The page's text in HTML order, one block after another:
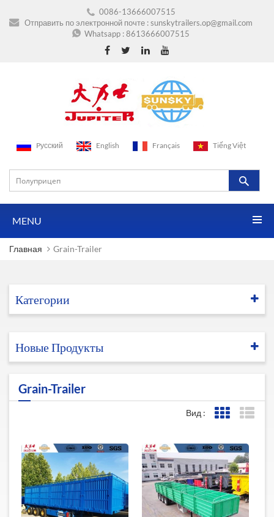
0086-13666007515
Отправить по электронной почте :sunskytrailers.op@gmail.com
Whatsapp :8613666007515
Pусский English Français Tiếng Việt
MENU
Главная Grain-Trailer
Категории
Новые Продукты
Grain-Trailer
Вид :